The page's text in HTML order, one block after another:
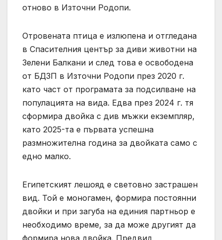
отново в Източни Родопи.
Отровената птица е излюпена и отгледана
в Спасителния център за диви животни на
Зелени Балкани и след това е освободена
от БДЗП в Източни Родопи през 2020 г.
като част от програмата за подсилване на
популацията на вида. Едва през 2024 г. тя
сформира двойка с див мъжки екземпляр,
като 2025-та е първата успешна
размножителна година за двойката само с
едно малко.
Египетският лешояд е световно застрашен
вид. Той е моногамен, формира постоянни
двойки и при загуба на единия партньор е
необходимо време, за да може другият да
формира нова двойка. Предвид